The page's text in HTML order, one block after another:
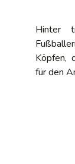
Hinter
Köpfen,
für den